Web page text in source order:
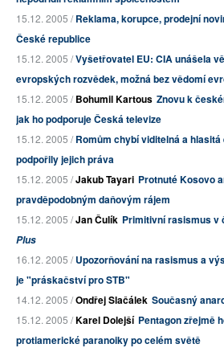
15.12. 2005 /Reklama, korupce, prodejní
České republice
15.12. 2005 /Vyšetřovatel EU: CIA unášela
evropských rozvědek, možná bez vědomí
15.12. 2005 /Bohumil Kartous Znovu k
jak ho podporuje Česká televize
15.12. 2005 /Romům chybí viditelná a
podpořily jejich práva
15.12. 2005 /Jakub Tayari Protnuté Kosovo
pravděpodobným daňovým rájem
15.12. 2005 /Jan Čulík Primitivní rasismus v
Plus
16.12. 2005 /Upozorňování na rasismus a
je "práskačství pro STB"
14.12. 2005 /Ondřej Slačálek Současný
15.12. 2005 /Karel Dolejší Pentagon zřejmě
protiamerické paranoiky po celém světě